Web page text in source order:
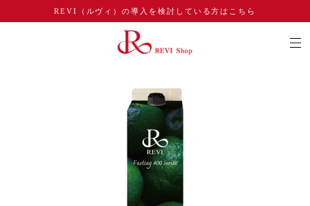
REVI（ルヴィ）の導入を検討している方はこちら